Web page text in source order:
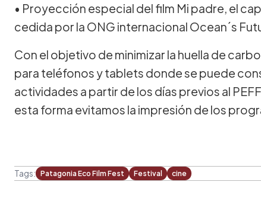
• Proyección especial del film Mi padre, el
cedida por la ONG internacional Ocean´s
Con el objetivo de minimizar la huella de
para teléfonos y tablets donde se puede
actividades a partir de los días previos al
esta forma evitamos la impresión de los
Tags: Patagonia Eco Film Fest Festival cine